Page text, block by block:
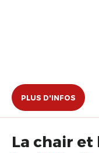
PLUS D'INFOS
La chair